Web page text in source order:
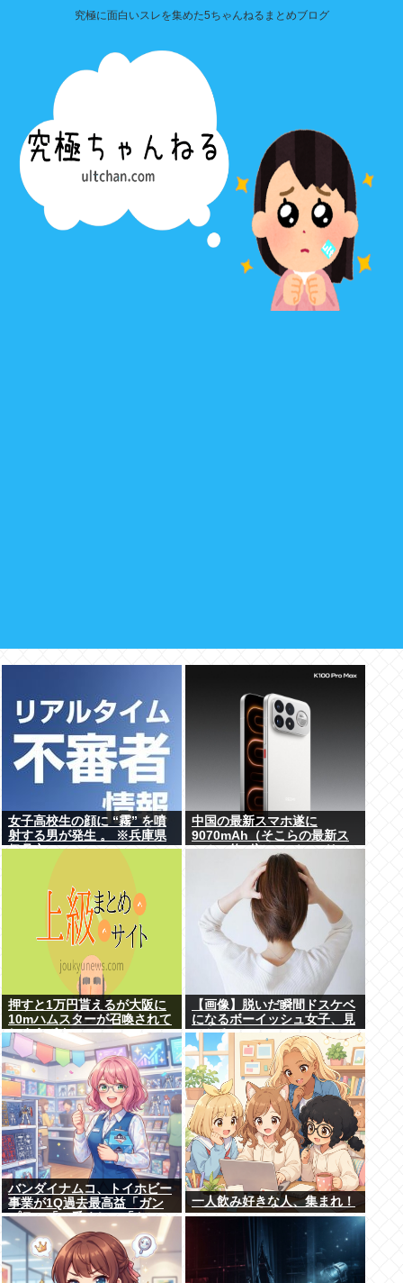
究極に面白いスレを集めた5ちゃんねるまとめブログ
女子高校生の顔に “霧” を噴
射する男が発生 。 ※兵庫県
伊丹市
中国の最新スマホ遂に
9070mAh（そこらの最新ス
マホの約2倍）のバッテリー
を積んでしまうwww
押すと1万円貰えるが大阪に
10mハムスターが召喚されて
しまうボタン
【画像】脱いだ瞬間ドスケベ
になるボーイッシュ女子、見
つかるwww
バンダイナムコ、トイホビー
事業が1Q過去最高益「ガン
プラ」「一番くじ」「トレ
カ」など大人向け商材好調で
一人飲み好きな人、集まれ！